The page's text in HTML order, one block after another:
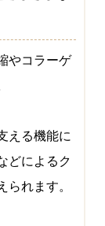
やコラーゲ
える機能に
どによるク
られます。